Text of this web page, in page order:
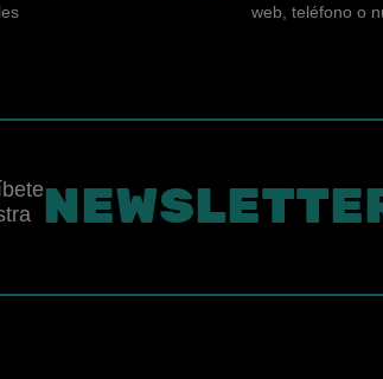
web, teléfono o